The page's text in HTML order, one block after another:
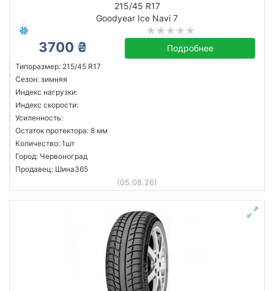
215/45 R17
Goodyear Ice Navi 7
3700 ₴ Подробнее
Типоразмер: 215/45 R17
Сезон: зимняя
Индекс нагрузки:
Индекс скорости:
Усиленность:
Остаток протектора: 8 мм
Количество: 1шт
Город: Червоноград
Продавец: Шина365
(05.08.26)